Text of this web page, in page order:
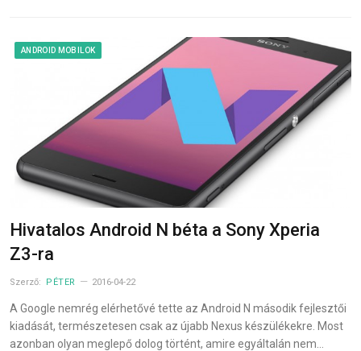
ANDROID MOBILOK
Hivatalos Android N béta a Sony Xperia
Z3-ra
Szerző: PÉTER 2016-04-22
A Google nemrég elérhetővé tette az Android N második fejlesztői
kiadását, természetesen csak az újabb Nexus készülékekre. Most
azonban olyan meglepő dolog történt, amire egyáltalán nem…